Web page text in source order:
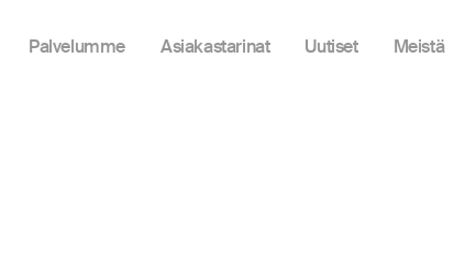
Palvelumme Asiakastarinat Uutiset Meistä